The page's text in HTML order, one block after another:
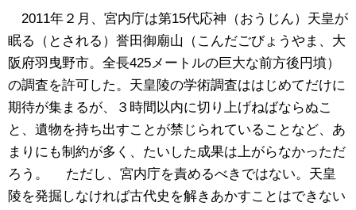
2011年２月、宮内庁は第15代応神（おうじん）天皇が
眠る（とされる）誉田御廟山（こんだごびょうやま、大
阪府羽曳野市。全長425メートルの巨大な前方後円墳）
の調査を許可した。天皇陵の学術調査ははじめてだけに
期待が集まるが、３時間以内に切り上げねばならぬこ
と、遺物を持ち出すことが禁じられていることなど、あ
まりにも制約が多く、たいした成果は上がらなかっただ
ろう。 ただし、宮内庁を責めるべきではない。天皇
陵を発掘しなければ古代史を解きあかすことはできない